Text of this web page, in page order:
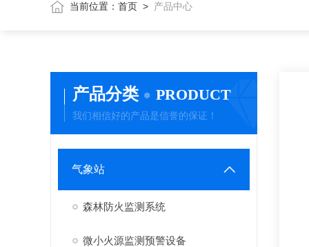
当前位置： 首页> 产品中心
产品分类 PRODUCT
我们相信好的产品是信誉的保证！
气象站
森林防火监测系统
微小火源监测预警设备